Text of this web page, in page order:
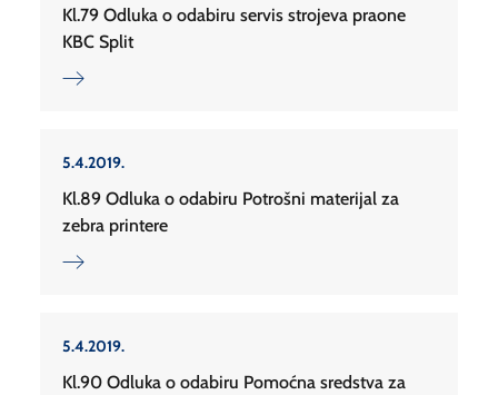
Kl.79 Odluka o odabiru servis strojeva praone
KBC Split
5.4.2019.
Kl.89 Odluka o odabiru Potrošni materijal za
zebra printere
5.4.2019.
Kl.90 Odluka o odabiru Pomoćna sredstva za